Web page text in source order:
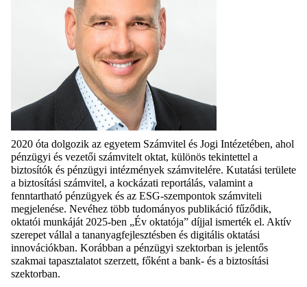
2020 óta dolgozik az egyetem Számvitel és Jogi Intézetében, ahol
pénzügyi és vezetői számvitelt oktat, különös tekintettel a
biztosítók és pénzügyi intézmények számvitelére. Kutatási területe
a biztosítási számvitel, a kockázati reportálás, valamint a
fenntartható pénzügyek és az ESG-szempontok számviteli
megjelenése. Nevéhez több tudományos publikáció fűződik,
oktatói munkáját 2025-ben „Év oktatója” díjjal ismerték el. Aktív
szerepet vállal a tananyagfejlesztésben és digitális oktatási
innovációkban. Korábban a pénzügyi szektorban is jelentős
szakmai tapasztalatot szerzett, főként a bank- és a biztosítási
szektorban.